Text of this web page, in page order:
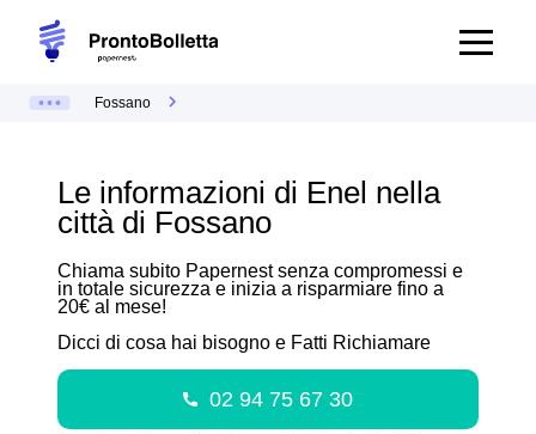
Fossano
Le informazioni di Enel nella
città di Fossano
Chiama subito Papernest senza compromessi e
in totale sicurezza e inizia a risparmiare fino a
20€ al mese!
Dicci di cosa hai bisogno e Fatti Richiamare
02 94 75 67 30